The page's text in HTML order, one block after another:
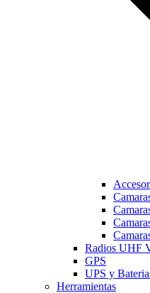
Radios UHF
GPS
UPS y
Herramientas